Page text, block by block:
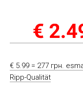
€ 5.99 = 277 грн.
Ripp-Qualität